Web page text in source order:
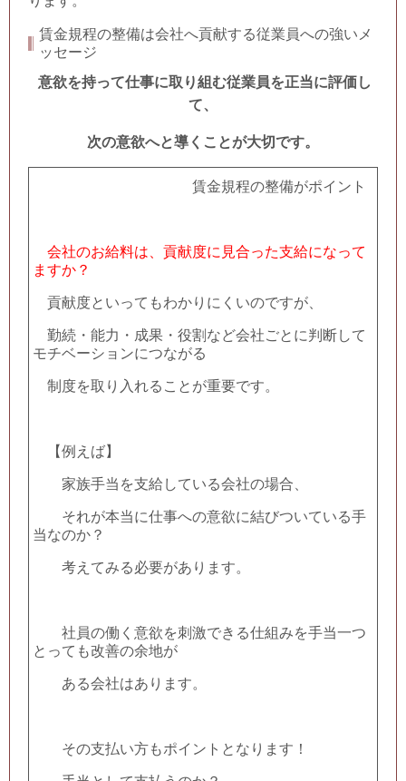
賃金規程の整備は会社へ貢献する従業員への強いメ
ッセージ
意欲を持って仕事に取り組む従業員を正当に評価し
て、
次の意欲へと導くことが大切です。
賃金規程の整備がポイント
会社のお給料は、貢献度に見合った支給になって
ますか？
貢献度といってもわかりにくいのですが、
勤続・能力・成果・役割など会社ごとに判断して
モチベーションにつながる
制度を取り入れることが重要です。
【例えば】
家族手当を支給している会社の場合、
それが本当に仕事への意欲に結びついている手
当なのか？
考えてみる必要があります。
社員の働く意欲を刺激できる仕組みを手当一つ
とっても改善の余地が
ある会社はあります。
その支払い方もポイントとなります！